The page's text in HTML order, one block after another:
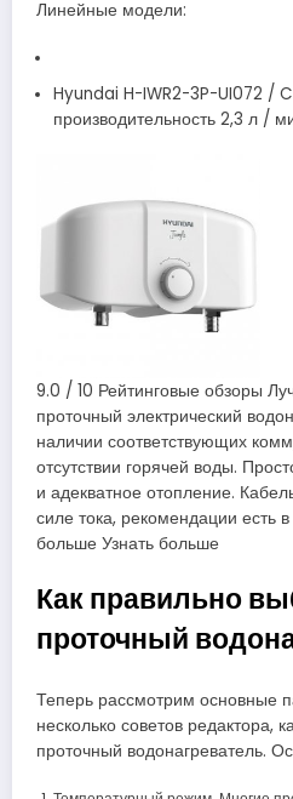
Линейные модели:
Hyundai H-IWR2-3P-UI072 /
производительность 2,3 л /
9.0 / 10 Рейтинговые обзоры
проточный электрический
наличии соответствующих
отсутствии горячей воды.
и адекватное отопление.
силе тока, рекомендации есть
больше Узнать больше
Как правильно
проточный
Теперь рассмотрим основные
несколько советов редактора,
проточный водонагреватель.